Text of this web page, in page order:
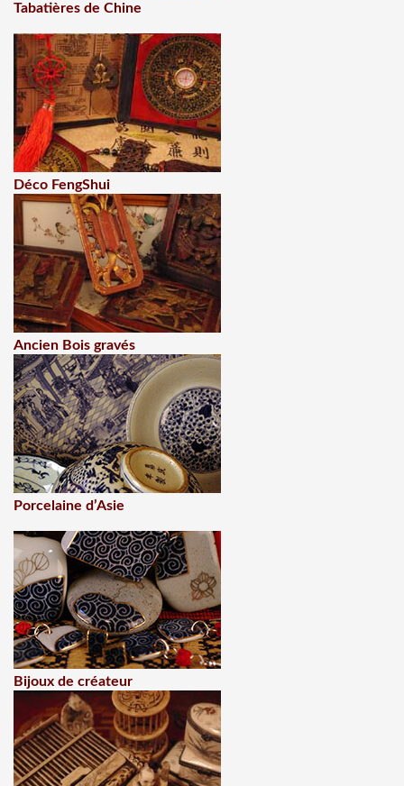
Tabatières de Chine
Déco FengShui
Ancien Bois gravés
Porcelaine d’Asie
Bijoux de créateur